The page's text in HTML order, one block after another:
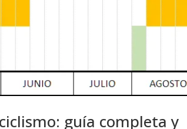
guía completa y